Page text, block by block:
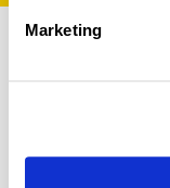
Marketing